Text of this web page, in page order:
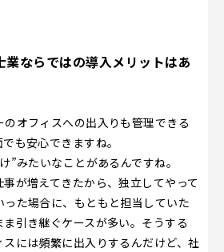
ならではの導入メリットはあ
オフィスへの出入りも管理できる
も安心できますね。
”みたいなことがあるんですね。
事が増えてきたから、独立してやって
た場合に、もともと担当していた
引き継ぐケースが多い。そうする
スには頻繁に出入りするんだけど、社